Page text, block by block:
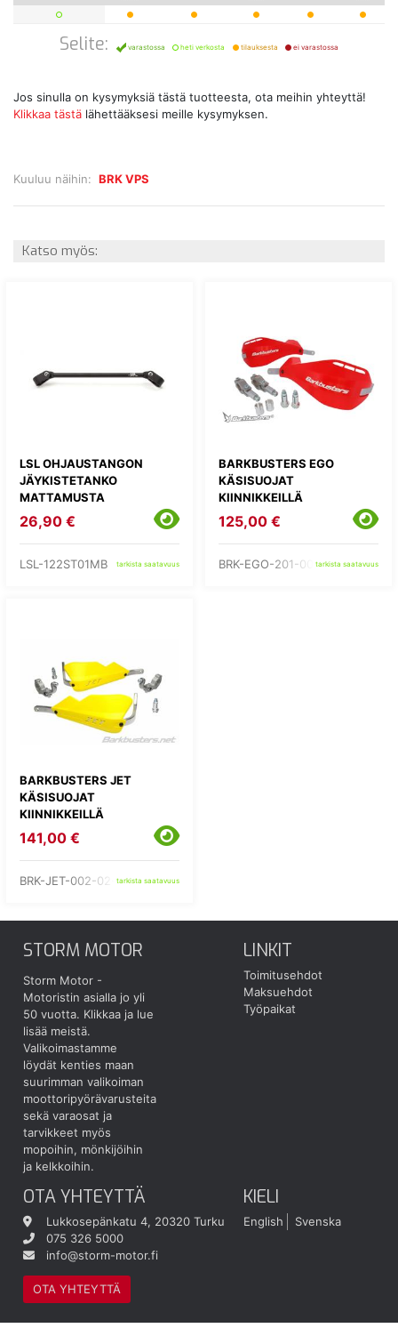
Kuuluu näihin: BRK VPS
Selite: varastossa heti verkosta tilauksesta ei varastossa
Jos sinulla on kysymyksiä tästä tuotteesta, ota meihin yhteyttä!
Klikkaa tästä lähettääksesi meille kysymyksen.
Katso myös:
LSL OHJAUSTANGON
JÄYKISTETANKO
MATTAMUSTA
26,90 €
LSL-122ST01MB tarkista saatavuus
BARKBUSTERS EGO
KÄSISUOJAT
KIINNIKKEILLÄ
125,00 €
BRK-EGO-201-00-RDtarkista saatavuus
BARKBUSTERS JET
KÄSISUOJAT
KIINNIKKEILLÄ
141,00 €
BRK-JET-002-02-YEtarkista saatavuus
STORM MOTOR
Storm Motor -
Motoristin asialla jo yli
50 vuotta. Klikkaa ja lue
lisää meistä.
Valikoimastamme
löydät kenties maan
suurimman valikoiman
moottoripyörävarusteita
sekä varaosat ja
tarvikkeet myös
mopoihin, mönkijöihin
ja kelkkoihin.
LINKIT
Toimitusehdot
Maksuehdot
Työpaikat
OTA YHTEYTTÄ
Lukkosepänkatu 4, 20320 Turku
075 326 5000
info@storm-motor.fi
OTA YHTEYTTÄ
KIELI
English Svenska